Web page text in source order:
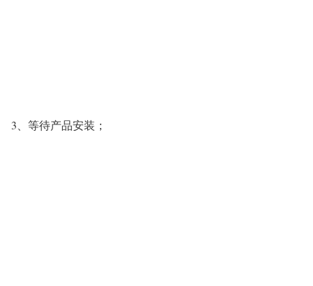
3、等待产品安装；